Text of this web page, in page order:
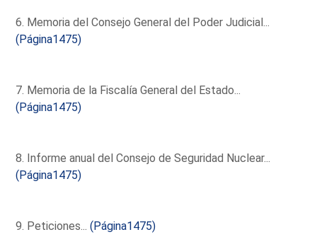
6. Memoria del Consejo General del Poder Judicial...
(Página1475)
7. Memoria de la Fiscalía General del Estado...
(Página1475)
8. Informe anual del Consejo de Seguridad Nuclear...
(Página1475)
9. Peticiones...(Página1475)